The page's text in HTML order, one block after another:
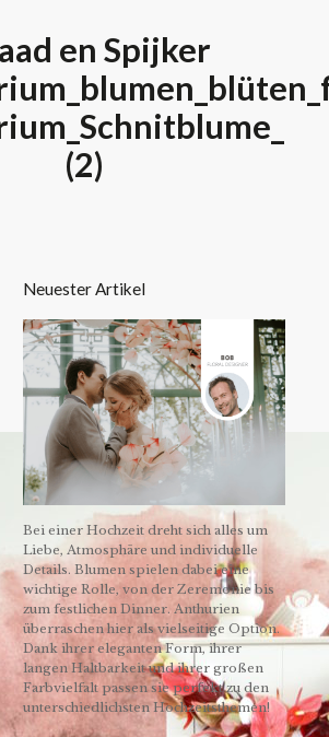
en Spijker
(2)
Neuester Artikel
Bei einer Hochzeit dreht sich alles um
Liebe, Atmosphäre und individuelle
Details. Blumen spielen dabei eine
wichtige Rolle, von der Zeremonie bis
zum festlichen Dinner. Anthurien
überraschen hier als vielseitige Option.
Dank ihrer eleganten Form, ihrer
langen Haltbarkeit und ihrer großen
Farbvielfalt passen sie perfekt zu den
unterschiedlichsten Hochzeitsthemen!